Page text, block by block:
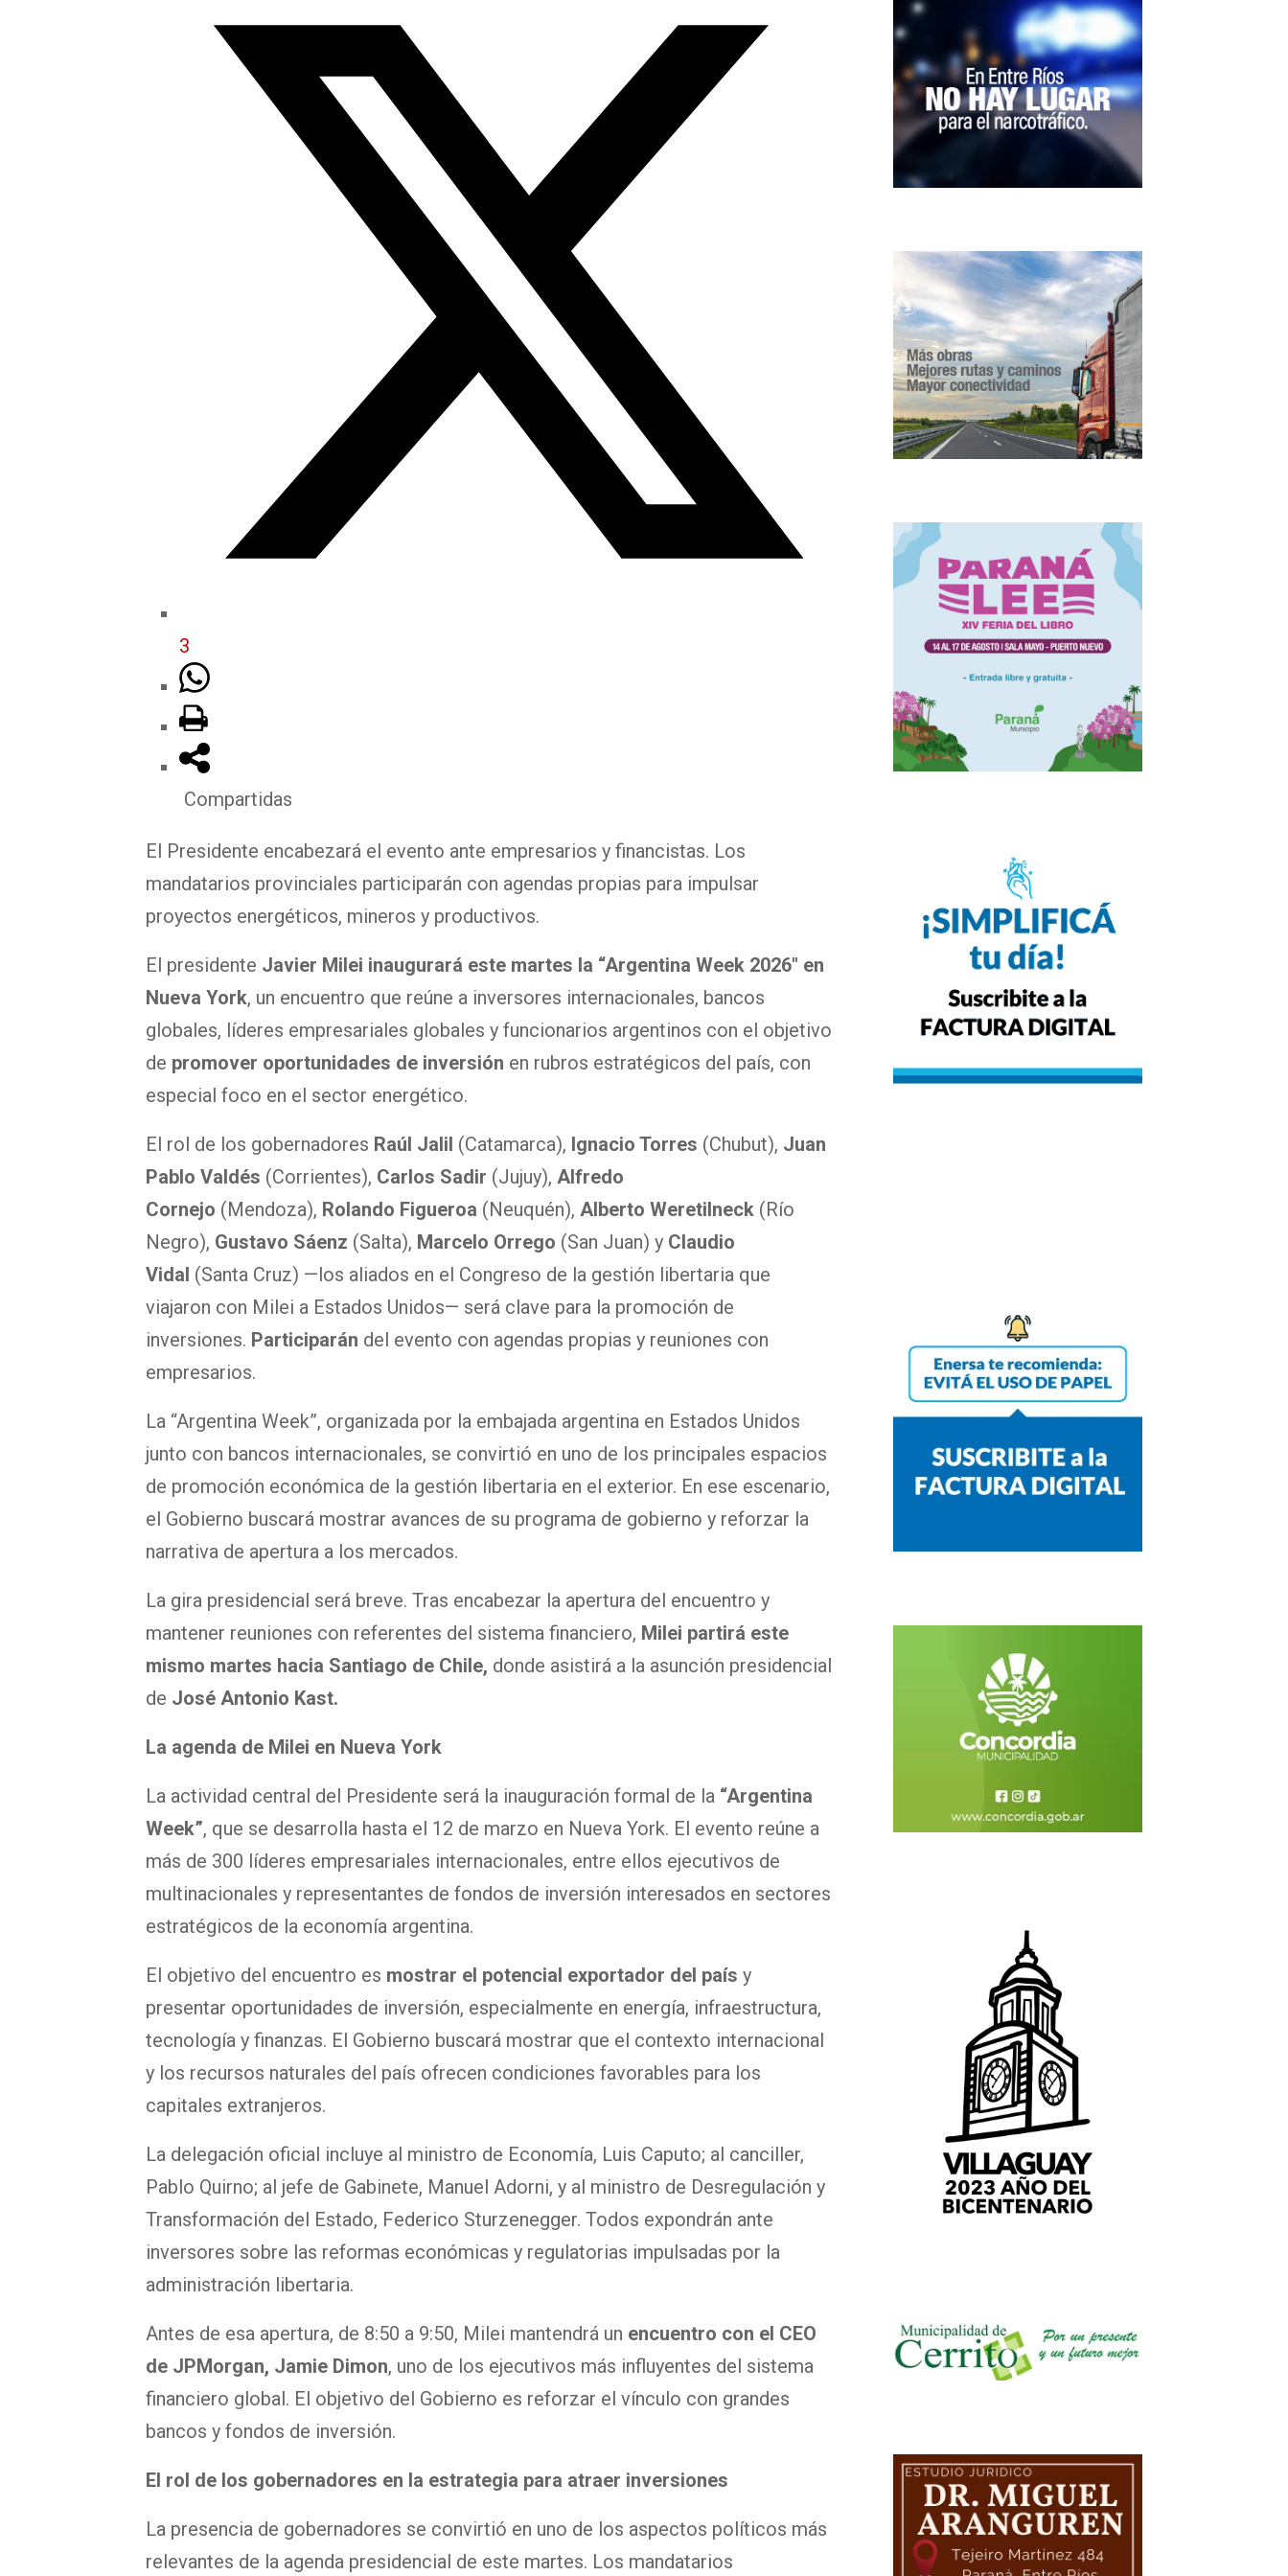
3
Compartidas
El Presidente encabezará el evento ante empresarios y financistas. Los
mandatarios provinciales participarán con agendas propias para impulsar
proyectos energéticos, mineros y productivos.
El presidente Javier Milei inaugurará este martes la “Argentina Week 2026″ en
Nueva York, un encuentro que reúne a inversores internacionales, bancos
globales, líderes empresariales globales y funcionarios argentinos con el objetivo
de promover oportunidades de inversión en rubros estratégicos del país, con
especial foco en el sector energético.
El rol de los gobernadores Raúl Jalil (Catamarca), Ignacio Torres (Chubut), Juan
Pablo Valdés (Corrientes), Carlos Sadir (Jujuy), Alfredo
Cornejo (Mendoza), Rolando Figueroa (Neuquén), Alberto Weretilneck (Río
Negro), Gustavo Sáenz (Salta), Marcelo Orrego (San Juan) y Claudio
Vidal (Santa Cruz) —los aliados en el Congreso de la gestión libertaria que
viajaron con Milei a Estados Unidos— será clave para la promoción de
inversiones. Participarán del evento con agendas propias y reuniones con
empresarios.
La “Argentina Week”, organizada por la embajada argentina en Estados Unidos
junto con bancos internacionales, se convirtió en uno de los principales espacios
de promoción económica de la gestión libertaria en el exterior. En ese escenario,
el Gobierno buscará mostrar avances de su programa de gobierno y reforzar la
narrativa de apertura a los mercados.
La gira presidencial será breve. Tras encabezar la apertura del encuentro y
mantener reuniones con referentes del sistema financiero, Milei partirá este
mismo martes hacia Santiago de Chile, donde asistirá a la asunción presidencial
de José Antonio Kast.
La agenda de Milei en Nueva York
La actividad central del Presidente será la inauguración formal de la “Argentina
Week”, que se desarrolla hasta el 12 de marzo en Nueva York. El evento reúne a
más de 300 líderes empresariales internacionales, entre ellos ejecutivos de
multinacionales y representantes de fondos de inversión interesados en sectores
estratégicos de la economía argentina.
El objetivo del encuentro es mostrar el potencial exportador del país y
presentar oportunidades de inversión, especialmente en energía, infraestructura,
tecnología y finanzas. El Gobierno buscará mostrar que el contexto internacional
y los recursos naturales del país ofrecen condiciones favorables para los
capitales extranjeros.
La delegación oficial incluye al ministro de Economía, Luis Caputo; al canciller,
Pablo Quirno; al jefe de Gabinete, Manuel Adorni, y al ministro de Desregulación y
Transformación del Estado, Federico Sturzenegger. Todos expondrán ante
inversores sobre las reformas económicas y regulatorias impulsadas por la
administración libertaria.
Antes de esa apertura, de 8:50 a 9:50, Milei mantendrá un encuentro con el CEO
de JPMorgan, Jamie Dimon, uno de los ejecutivos más influyentes del sistema
financiero global. El objetivo del Gobierno es reforzar el vínculo con grandes
bancos y fondos de inversión.
El rol de los gobernadores en la estrategia para atraer inversiones
La presencia de gobernadores se convirtió en uno de los aspectos políticos más
relevantes de la agenda presidencial de este martes. Los mandatarios